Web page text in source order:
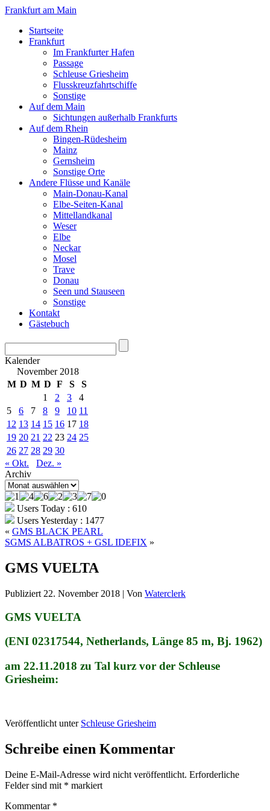
Frankfurt am Main
Startseite
Frankfurt
Im Frankfurter Hafen
Passage
Schleuse Griesheim
Flusskreuzfahrtschiffe
Sonstige
Auf dem Main
Sichtungen außerhalb Frankfurts
Auf dem Rhein
Bingen-Rüdesheim
Mainz
Gernsheim
Sonstige Orte
Andere Flüsse und Kanäle
Main-Donau-Kanal
Elbe-Seiten-Kanal
Mittellandkanal
Weser
Elbe
Neckar
Mosel
Trave
Donau
Seen und Stauseen
Sonstige
Kontakt
Gästebuch
Kalender
November 2018
M D M D F S
S
1
2 3
4
5
6 7 8 9 10 11
12 13 14 15 16 17 18
19 20 21 22 23 24 25
26 27 28 29 30
« Okt.
Dez. »
Archiv
Archiv
Users Today : 610
Users Yesterday : 1477
« GMS BLACK PEARL
SGMS ALBATROS + GSL IDEFIX »
GMS VUELTA
Publiziert 22. November 2018 | Von Waterclerk
GMS VUELTA
(ENI 02317544, Netherlands, Länge 85 m, Bj. 1962)
am 22.11.2018 zu Tal kurz vor der Schleuse
Griesheim:
Veröffentlicht unter Schleuse Griesheim
Schreibe einen Kommentar
Deine E-Mail-Adresse wird nicht veröffentlicht. Erforderliche
Felder sind mit * markiert
Kommentar *